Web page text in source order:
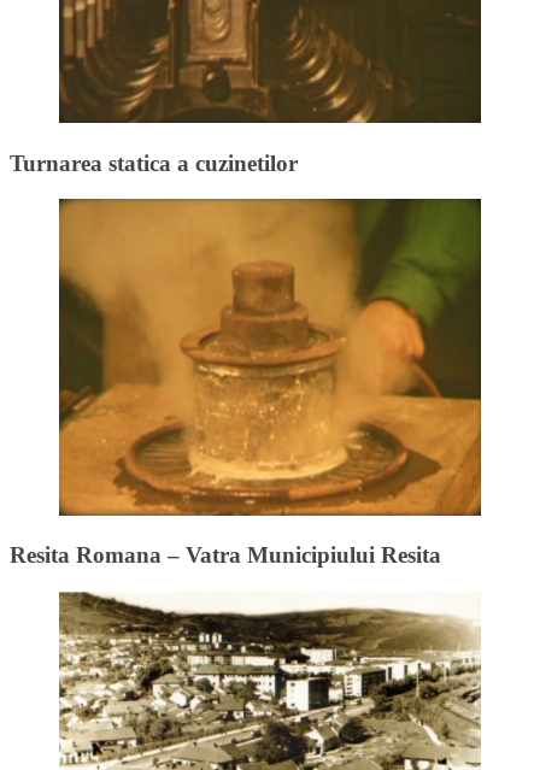
Turnarea statica a cuzinetilor
Resita Romana – Vatra Municipiului Resita